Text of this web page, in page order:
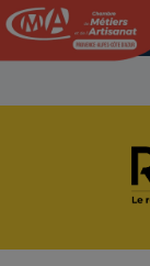
Panneau de